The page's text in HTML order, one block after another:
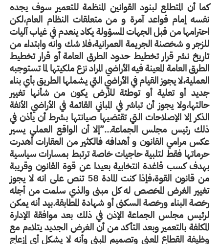
كما أن المتطلع لبنود القوانين المنظمة للتعمير سوف يجده
نفسه إمام قواعد آمرة و من متعلقات النظام العام،لكن
احترامها من قبل الجهات المسؤولة يكاد ينعدم في غياب آليات
للزجر و شخصنة الجريمة العمرانية،فلا شك وانه وابتداء من
تاريخ نشر قرار تخطيط حدود الطرق العامة أو قرار تخطيط
الطرق العامة المعينة فيه الأراضي المراد نزع ملكيتها لما تستوجبه
العملية،لا يجوز القيام في الأراضي التي يشملها الطريق بأي بناء
جديد أو تعلية أو توطئة للأرض يكون من شأنها تغيير
حالتها،ولا يجوز أن تباشر في المباني القائمة في الأراضي الأنفة
الذكر إلا الإصلاحات التي تقتضيها صيانتها بشرط أن يأذن في
ذلك رئيس مجلس الجماعة…”إلا أن الواقع العملي يسير
عكس مرامي القانون و أهدافه فالكثير من العقارات أهدرت
حرماتها فقط لتلبية حاجيات خاصة ترتبط بمسارات سياسية
بهدف كسب قاغدة انتخابية بعيدا عن قوة القانون وقريبة
من قانون القوة،فإذا كنت المادة 58 تنص على انه لا يجوز
تغيير الغرض المخصص له كل مبنى والذي سلمت من أجله
رخصة البناء ورخصة السكنى أو شهادة المطابقة.بيد أنه يمكن
لرئيس مجلس الجماعة الإذن في ذلك بعد موافقة الإدارة
المكلفة بالتعمير وبعد التأكد من أن الغرض الجديد يتلاءم مع
وظيفة القطاع المعني وتصميم المبنى وأنه لا يشكل أي إزعاج